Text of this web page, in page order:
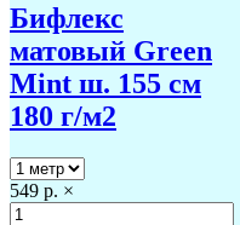
Бифлекс
матовый Green
Mint ш. 155 см
180 г/м2
549 р. ×